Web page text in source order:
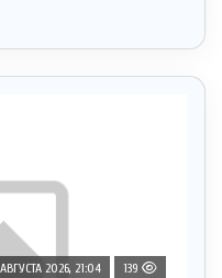
2026, 21:04 139